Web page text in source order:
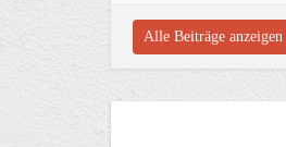
Alle Beiträge anzeigen